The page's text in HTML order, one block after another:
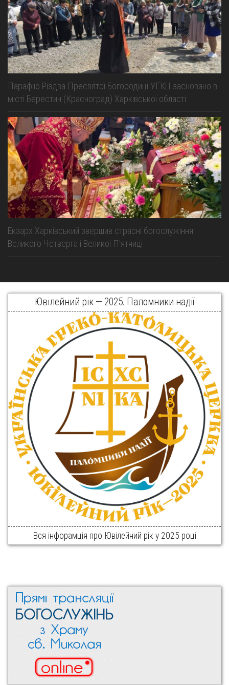
Парафію Різдва Пресвятої Богородиці УГКЦ засновано в
місті Берестин (Красноград) Харківської області
Екзарх Харківський звершив страсні богослужіння
Великого Четверга і Великої Пʼятниці
Ювілейний рік — 2025. Паломники надії
Вся інфорамція про Ювілейний рік у 2025 році